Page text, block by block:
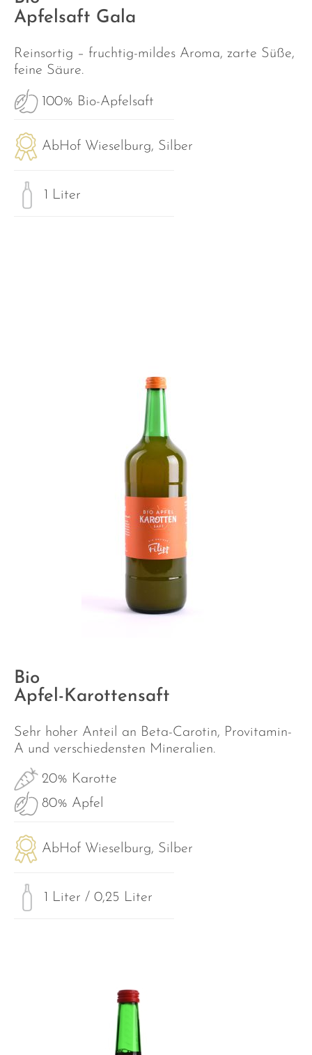
Apfelsaft Gala
Reinsortig – fruchtig-mildes Aroma, zarte Süße,
feine Säure.
100% Bio-Apfelsaft
AbHof Wieselburg, Silber
1 Liter
Bio
Apfel-Karottensaft
Sehr hoher Anteil an Beta-Carotin, Provitamin-
A und verschiedensten Mineralien.
20% Karotte
80% Apfel
AbHof Wieselburg, Silber
1 Liter / 0,25 Liter